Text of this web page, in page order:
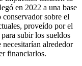
en 2022 a una base
sobre el
proveído por el
subir los sueldos
alrededor
financiarlos.